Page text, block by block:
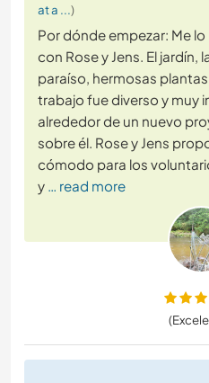
at a ...)
Por dónde empezar: Me
con Rose y Jens. El
paraíso, hermosas
trabajo fue diverso y muy
alrededor de un nuevo
sobre él. Rose y Jens
cómodo para los
y
… read more